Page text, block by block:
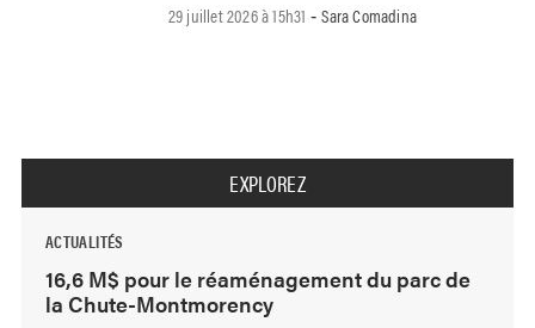
29 juillet 2026 à 15h31 -Sara Comadina
EXPLOREZ
ACTUALITÉS
16,6 M$ pour le réaménagement du parc de
la Chute-Montmorency